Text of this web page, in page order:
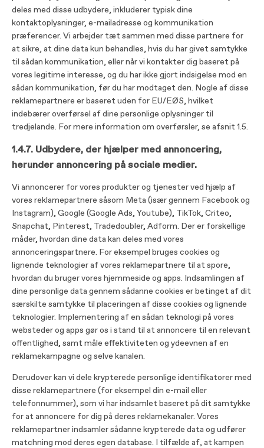
deles med disse udbydere, inkluderer typisk dine
kontaktoplysninger, e-mailadresse og kommunikation
præferencer. Vi arbejder tæt sammen med disse partnere for
at sikre, at dine data kun behandles, hvis du har givet samtykke
til sådan kommunikation, eller når vi kontakter dig baseret på
vores legitime interesse, og du har ikke gjort indsigelse mod en
sådan kommunikation, før du har modtaget den. Nogle af disse
reklamepartnere er baseret uden for EU/EØS, hvilket
indebærer overførsel af dine personlige oplysninger til
tredjelande. For mere information om overførsler, se afsnit 1.5.
1.4.7. Udbydere, der hjælper med annoncering,
herunder annoncering på sociale medier.
Vi annoncerer for vores produkter og tjenester ved hjælp af
vores reklamepartnere såsom Meta (især gennem Facebook og
Instagram), Google (Google Ads, Youtube), TikTok, Criteo,
Snapchat, Pinterest, Tradedoubler, Adform. Der er forskellige
måder, hvordan dine data kan deles med vores
annonceringspartnere. For eksempel bruges cookies og
lignende teknologier af vores reklamepartnere til at spore,
hvordan du bruger vores hjemmeside og apps. Indsamlingen af​​
dine personlige data gennem sådanne cookies er betinget af dit
særskilte samtykke til placeringen af ​​disse cookies og lignende
teknologier. Implementering af en sådan teknologi på vores
websteder og apps gør os i stand til at annoncere til en relevant
offentlighed, samt måle effektiviteten og ydeevnen af ​​en
reklamekampagne og selve kanalen.
Derudover kan vi dele krypterede personlige identifikatorer med
disse reklamepartnere (for eksempel din e-mail eller
telefonnummer), som vi har indsamlet baseret på dit samtykke
for at annoncere for dig på deres reklamekanaler. Vores
reklamepartner indsamler sådanne krypterede data og udfører
matchning mod deres egen database. I tilfælde af, at kampen